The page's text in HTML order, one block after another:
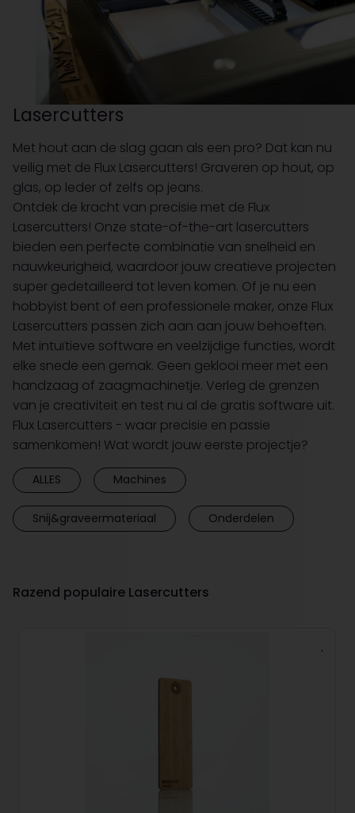
Lasercutters
Met hout aan de slag gaan als een pro? Dat kan nu
veilig met de Flux Lasercutters! Graveren op hout, op
glas, op leder of zelfs op jeans.
Ontdek de kracht van precisie met de Flux
Lasercutters! Onze state-of-the-art lasercutters
bieden een perfecte combinatie van snelheid en
nauwkeurigheid, waardoor jouw creatieve projecten
super gedetailleerd tot leven komen. Of je nu een
hobbyist bent of een professionele maker, onze Flux
Lasercutters passen zich aan aan jouw behoeften.
Met intuïtieve software en veelzijdige functies, wordt
elke snede een gemak. Geen geklooi meer met een
handzaag of zaagmachinetje. Verleg de grenzen
van je creativiteit en test nu al de gratis software uit.
Flux Lasercutters - waar precisie en passie
samenkomen! Wat wordt jouw eerste projectje?
ALLES Machines
Snij&graveermateriaal Onderdelen
Razend populaire Lasercutters